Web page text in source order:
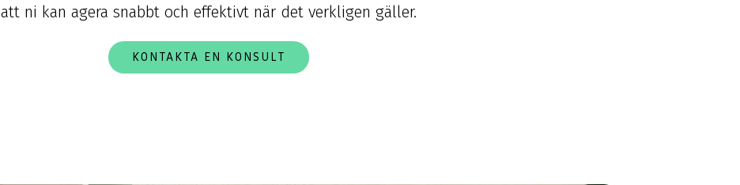
att ni kan agera snabbt och effektivt när det verkligen gäller.
KONTAKTA EN KONSULT